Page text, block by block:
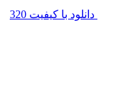
دانلود با کیفیت 320